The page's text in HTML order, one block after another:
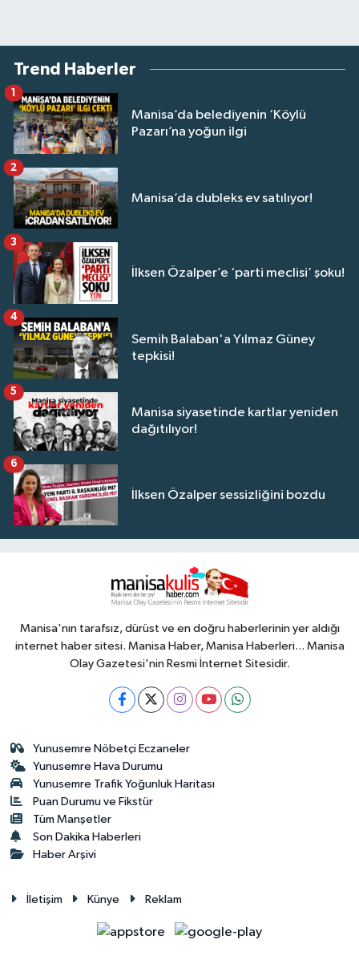
Trend Haberler
Manisa’da belediyenin ‘Köylü
Pazarı’na yoğun ilgi
1
Manisa’da dubleks ev satılıyor!
2
İlksen Özalper’e ‘parti meclisi’ şoku!
3
Semih Balaban'a Yılmaz Güney
tepkisi!
4
Manisa siyasetinde kartlar yeniden
dağıtılıyor!
5
İlksen Özalper sessizliğini bozdu
6
Manisa'nın tarafsız, dürüst ve en doğru haberlerinin yer aldığı
internet haber sitesi. Manisa Haber, Manisa Haberleri... Manisa
Olay Gazetesi'nin Resmi İnternet Sitesidir.
Yunusemre Nöbetçi Eczaneler
Yunusemre Hava Durumu
Yunusemre Trafik Yoğunluk Haritası
Puan Durumu ve Fikstür
Tüm Manşetler
Son Dakika Haberleri
Haber Arşivi
İletişim Künye Reklam